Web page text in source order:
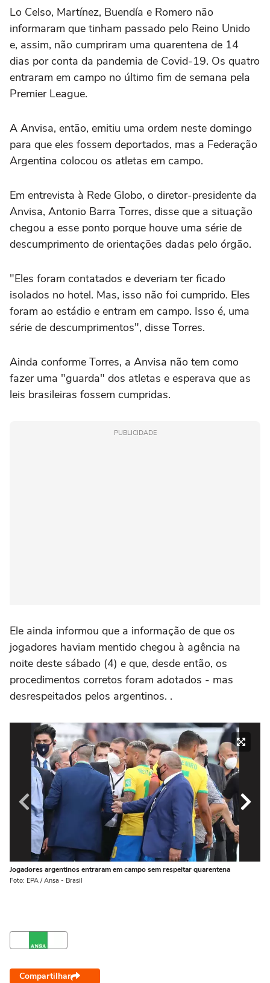
Lo Celso, Martínez, Buendía e Romero não
informaram que tinham passado pelo Reino Unido
e, assim, não cumpriram uma quarentena de 14
dias por conta da pandemia de Covid-19. Os quatro
entraram em campo no último fim de semana pela
Premier League.
A Anvisa, então, emitiu uma ordem neste domingo
para que eles fossem deportados, mas a Federação
Argentina colocou os atletas em campo.
Em entrevista à Rede Globo, o diretor-presidente da
Anvisa, Antonio Barra Torres, disse que a situação
chegou a esse ponto porque houve uma série de
descumprimento de orientações dadas pelo órgão.
"Eles foram contatados e deveriam ter ficado
isolados no hotel. Mas, isso não foi cumprido. Eles
foram ao estádio e entram em campo. Isso é, uma
série de descumprimentos", disse Torres.
Ainda conforme Torres, a Anvisa não tem como
fazer uma "guarda" dos atletas e esperava que as
leis brasileiras fossem cumpridas.
PUBLICIDADE
Ele ainda informou que a informação de que os
jogadores haviam mentido chegou à agência na
noite deste sábado (4) e que, desde então, os
procedimentos corretos foram adotados - mas
desrespeitados pelos argentinos. .
Jogadores argentinos entraram em campo sem respeitar quarentena
Foto: EPA / Ansa - Brasil
Compartilhar